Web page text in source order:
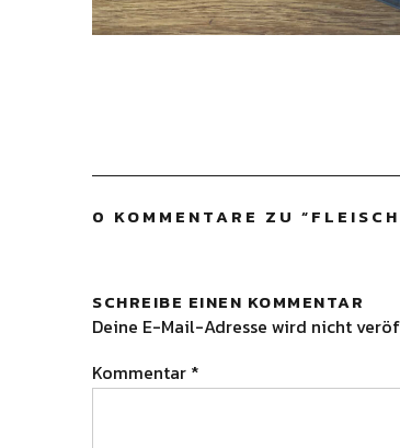
0 KOMMENTARE ZU “
SCHREIBE EINEN KOMMENTAR
Deine E-Mail-Adresse wird nicht
Kommentar *